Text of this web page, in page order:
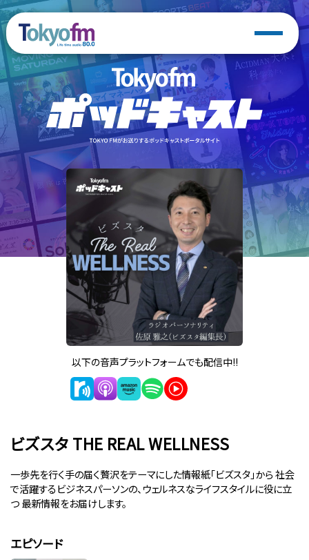
以下の音声プラットフォームでも配信中!!
ビズスタ THE REAL WELLNESS
一歩先を行く手の届く贅沢をテーマにした情報紙「ビズスタ」から 社会
で活躍するビジネスパーソンの、ウェルネスなライフスタイルに役に立
つ 最新情報をお届けします。
エピソード